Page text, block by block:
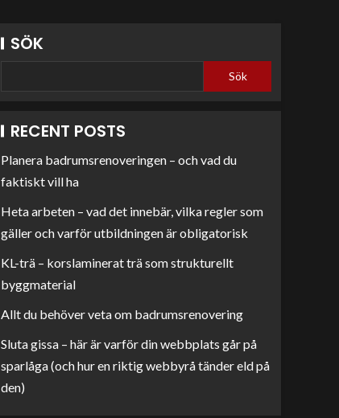
SÖK
Sök
RECENT POSTS
Planera badrumsrenoveringen – och vad du
faktiskt vill ha
Heta arbeten – vad det innebär, vilka regler som
gäller och varför utbildningen är obligatorisk
KL-trä – korslaminerat trä som strukturellt
byggmaterial
Allt du behöver veta om badrumsrenovering
Sluta gissa – här är varför din webbplats går på
sparlåga (och hur en riktig webbyrå tänder eld på
den)